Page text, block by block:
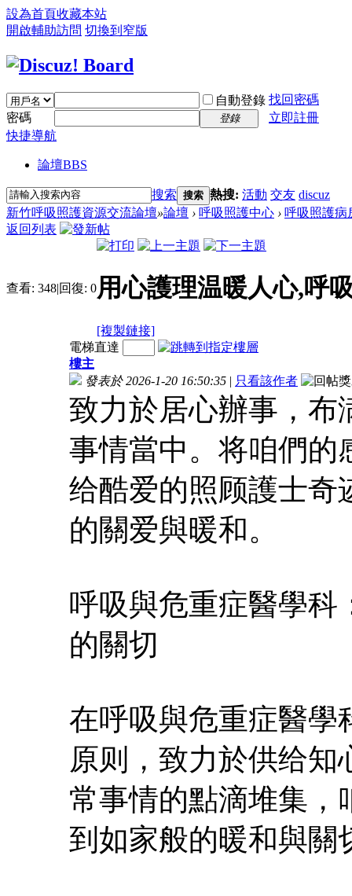
設為首頁收藏本站
開啟輔助訪問 切換到窄版
自動登錄 找回密碼
密碼
登錄
立即註冊
快捷導航
論壇BBS
搜索 搜索 熱搜: 活動 交友 discuz
新竹呼吸照護資源交流論壇»論壇 › 呼吸照護中心 › 呼吸照護病
返回列表
查看: 348|回復: 0用心護理温暖人心,呼
[複製鏈接]
電梯直達
樓主
發表於 2026-1-20 16:50:35 | 只看該作者
致力於居心辦事，布
事情當中。将咱們的
给酷爱的照顾護士奇
的關爱與暖和。
呼吸與危重症醫學科
的關切
在呼吸與危重症醫學
原则，致力於供给
常事情的點滴堆集，
到如家般的暖和與關